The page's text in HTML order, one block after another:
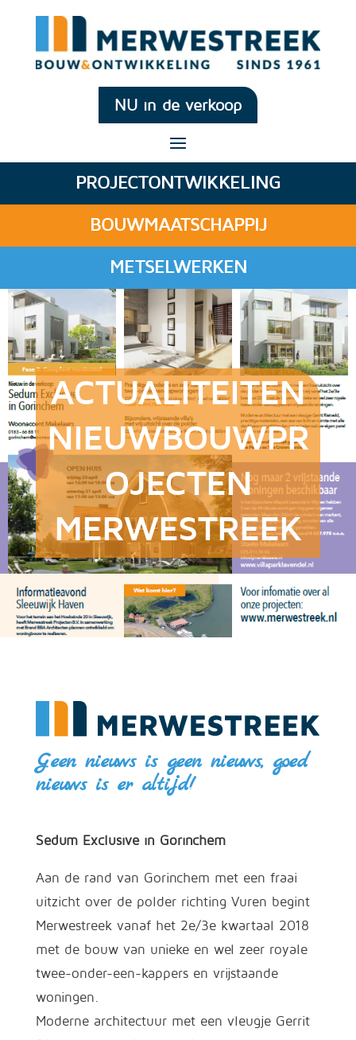
NU in de verkoop
PROJECTONTWIKKELING
BOUWMAATSCHAPPIJ
METSELWERKEN
ACTUALITEITEN
NIEUWBOUWPR
OJECTEN
MERWESTREEK
Geen nieuws is geen nieuws, goed
nieuws is er altijd!
Sedum Exclusive in Gorinchem
Aan de rand van Gorinchem met een fraai
uitzicht over de polder richting Vuren begint
Merwestreek vanaf het 2e/3e kwartaal 2018
met de bouw van unieke en wel zeer royale
twee-onder-een-kappers en vrijstaande
woningen.
Moderne architectuur met een vleugje Gerrit